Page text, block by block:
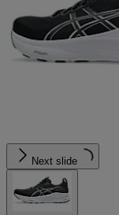
Next slide